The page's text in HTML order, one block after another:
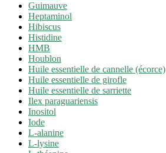
Guimauve
Heptaminol
Hibiscus
Histidine
HMB
Houblon
Huile essentielle de cannelle (écorce)
Huile essentielle de girofle
Huile essentielle de sarriette
Ilex paraguariensis
Inositol
Iode
L-alanine
L-lysine